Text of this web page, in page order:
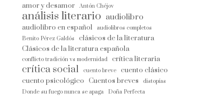
amor y desamor Antón Chéjov
análisis literario audiolibro
audiolibro en español
audiolibros completos
Benito Pérez Galdós
clásicos de la literatura
Clásicos de la literatura española
conflicto tradición vs modernidad crítica literaria
crítica social cuento breve
cuento clásico
cuento psicológico Cuentos breves
distopías
Donde su fuego nunca se apaga
Doña Perfecta